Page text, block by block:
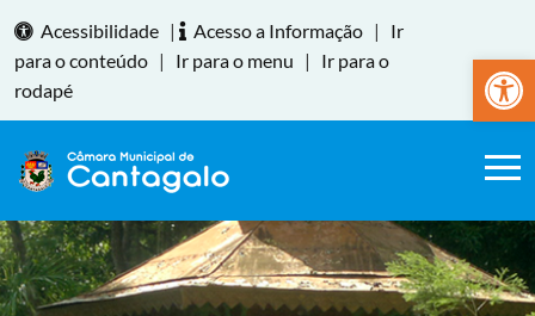
Abrir
Acessibilidade | Acesso a Informação |
Ir
para o conteúdo | Ir para o menu |
Ir para o
rodapé